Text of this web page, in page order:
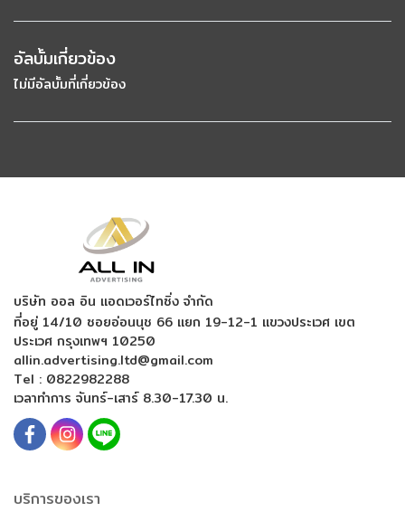
อัลบั้มเกี่ยวข้อง
ไม่มีอัลบั้มที่เกี่ยวข้อง
บริษัท ออล อิน แอดเวอร์ไทซิ่ง จำกัด
ที่อยู่ 14/10 ซอยอ่อนนุช 66 แยก 19-12-1 แขวงประเวศ เขต
ประเวศ กรุงเทพฯ 10250
allin.advertising.ltd@gmail.com
Tel : 0822982288
เวลาทำการ จันทร์-เสาร์ 8.30-17.30 น.
บริการของเรา